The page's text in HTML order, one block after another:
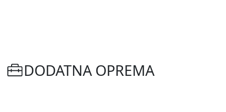
DODATNA OPREMA